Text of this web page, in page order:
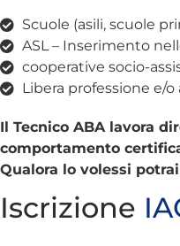
Scuole (asili, scuole
ASL – Inserimento
cooperative socio-
Libera professione e/o
Il Tecnico ABA lavora
comportamento
Qualora lo volessi
Iscrizione